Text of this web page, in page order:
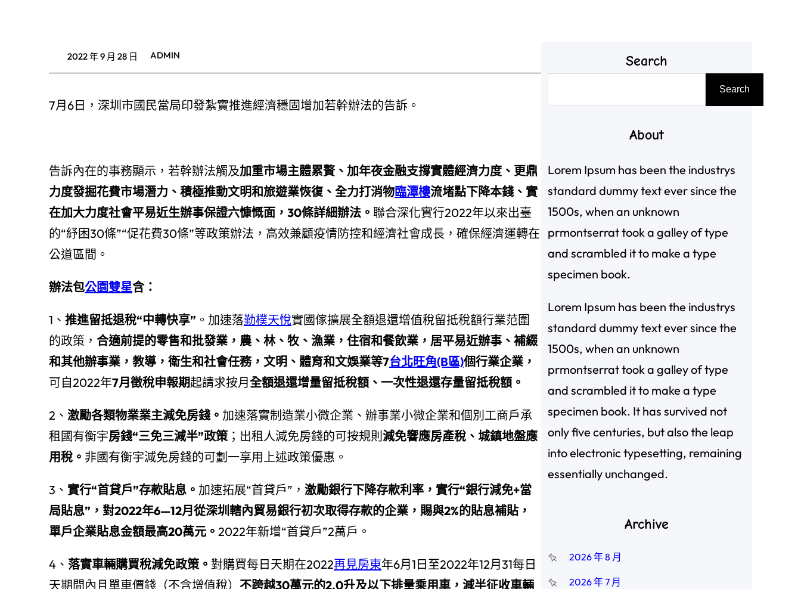
2022 年 9 月 28 日 ADMIN
7月6日，深圳市國民當局印發紮實推進經濟穩固增加若幹辦法的告訴。
告訴內在的事務顯示，若幹辦法觸及加重市場主體累贅、加年夜金融支撐實體經濟力度、 更鼎
力度發掘花費市場潛力、 積極推動文明和旅遊業恢復、 全力打消物臨潭樓流堵點下降本錢、 實
在加大力度社會平易近生辦事保證六慷慨面，30條詳細辦法。 聯合深化實行2022年以來出臺
的“紓困30條”“促花費30條”等政策辦法，高效兼顧疫情防控和經濟社會成長，確保經濟運轉在
公道區間。
辦法包公園雙星含：
1、 推進留抵退稅“中轉快享” 。加速落勤樸天悅實國傢擴展全額退還增值稅留抵稅額行業范圍
的政策， 合適前提的零售和批發業，農、林、牧、漁業，住宿和餐飲業，居平易近辦事、補綴
和其他辦事業，教導，衛生和社會任務，文明、體育和文娛業等7台北旺角(B區)個行業企業，
可自2022年7月徵稅申報期起請求按月全額退還增量留抵稅額、一次性退還存量留抵稅額。
2、 激勵各類物業業主減免房錢。 加速落實制造業小微企業、辦事業小微企業和個別工商戶承
租國有衡宇房錢“三免三減半”政策；出租人減免房錢的可按規則 減免響應房產稅、城鎮地盤應
用稅。 非國有衡宇減免房錢的可劃一享用上述政策優惠。
3、 實行“首貸戶”存款貼息。 加速拓展“首貸戶”， 激勵銀行下降存款利率，實行“銀行減免+當
局貼息”，對2022年6—12月從深圳轄內貿易銀行初次取得存款的企業，賜與2%的貼息補貼，
單戶企業貼息金額最高20萬元。 2022年新增“首貸戶”2萬戶。
4、 落實車輛購買稅減免政策。 對購買每日天期在2022再見房東年6月1日至2022年12月31每日
天期間內且單車價錢（不含增值稅） 不跨越30萬元的2.0升及以下排量乘用車，減半征收車輛
Search
尋
Search
About
Lorem Ipsum has been the industrys
standard dummy text ever since the
1500s, when an unknown
prmontserrat took a galley of type
and scrambled it to make a type
specimen book.
Lorem Ipsum has been the industrys
standard dummy text ever since the
1500s, when an unknown
prmontserrat took a galley of type
and scrambled it to make a type
specimen book. It has survived not
only five centuries, but also the leap
into electronic typesetting, remaining
essentially unchanged.
Archive
2026 年 8 月
2026 年 7 月